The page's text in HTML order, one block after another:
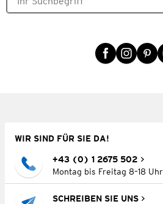
WIR SIND FÜR SIE DA!
+43 (0) 1 2675 502
Montag bis Freitag 8–18 Uhr
SCHREIBEN SIE UNS